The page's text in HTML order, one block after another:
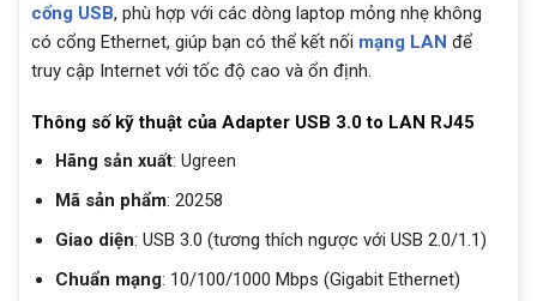
cổng USB, phù hợp với các dòng laptop mỏng nhẹ không
có cổng Ethernet, giúp bạn có thể kết nối mạng LAN để
truy cập Internet với tốc độ cao và ổn định.
Thông số kỹ thuật của Adapter USB 3.0 to LAN RJ45
Hãng sản xuất: Ugreen
Mã sản phẩm: 20258
Giao diện: USB 3.0 (tương thích ngược với USB 2.0/1.1)
Chuẩn mạng: 10/100/1000 Mbps (Gigabit Ethernet)